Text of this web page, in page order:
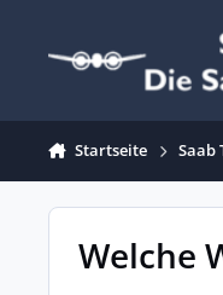
Startseite Saab
Welche